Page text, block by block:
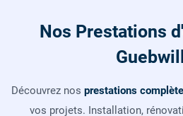
Nos Prestations
Découvrez nos prestations
vos projets. Installation,